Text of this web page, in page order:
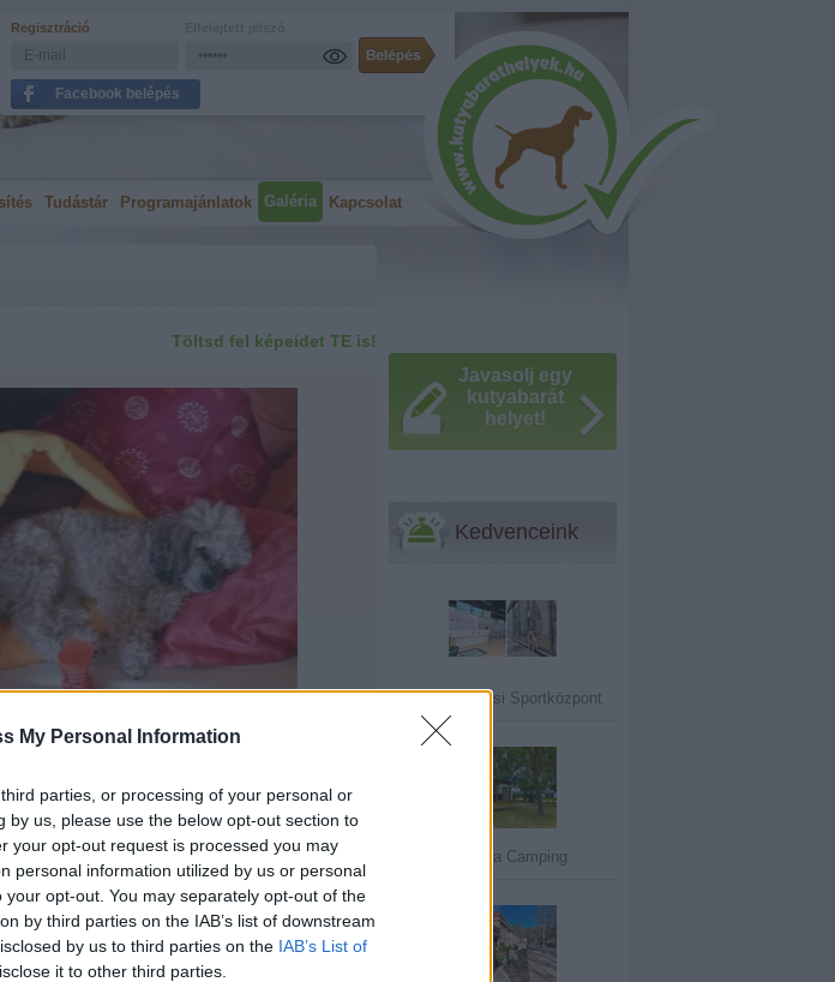
My Personal Information
parties, or processing of your personal or
us, please use the below opt-out section to
your opt-out request is processed you may
personal information utilized by us or personal
opt-out. You may separately opt-out of the
by third parties on the IAB’s list of downstream
by us to third parties on the IAB’s List of
it to other third parties.
Regisztráció
Facebook belépés
Tudástár Programajánlatok Galéria Kapcsolat
Töltsd fel képeidet TE is!
Javasolj egy
kutyabarát
helyet!
Kedvenceink
V.30 Belvárosi Sportközpont
Mirabella Camping